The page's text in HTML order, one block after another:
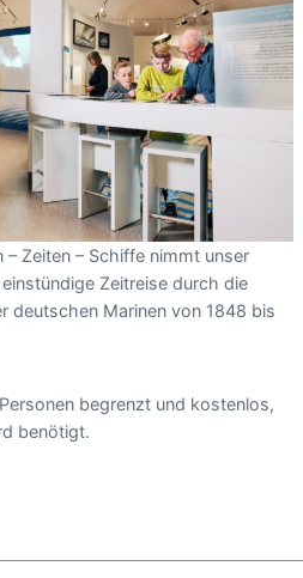
Zeiten – Schiffe nimmt unser
Zeitreise durch die
deutschen Marinen von 1848 bis
begrenzt und kostenlos,
benötigt.